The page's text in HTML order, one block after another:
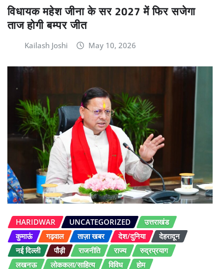
विधायक महेश जीना के सर 2027 में फिर सजेगा
ताज होगी बम्पर जीत
Kailash Joshi May 10, 2026
HARIDWAR UNCATEGORIZED
उत्तराखंड
कुमाऊं
गढ़वाल ताज़ा खबर देश/दुनिया
देहरादून
नई दिल्ली
पौड़ी राजनीति राज्य
रुद्रप्रयाग
लखनऊ
लोककला/साहित्य विविध होम